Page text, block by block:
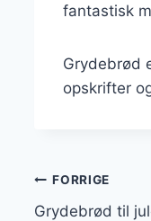
fantastisk
Grydebrød
opskrifter
FORRIGE
Grydebrød til